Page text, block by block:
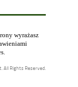
wyrażasz
.
All Rights Reserved.